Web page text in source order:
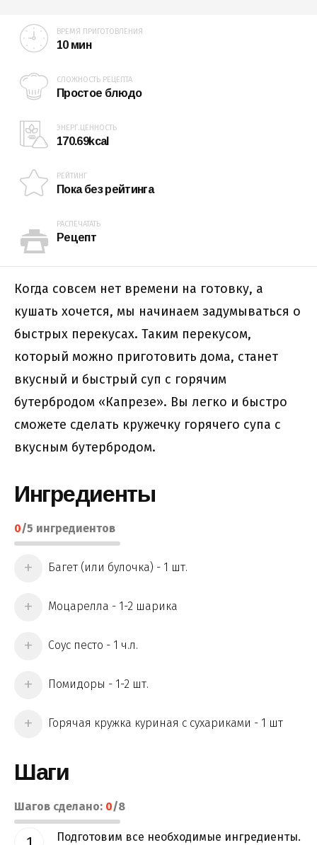
ВРЕМЯ ПРИГОТОВЛЕНИЯ
10 мин
СЛОЖНОСТЬ РЕЦЕПТА
Простое блюдо
ЭНЕРГ.ЦЕННОСТЬ
170.69kcal
РЕЙТИНГ
Пока без рейтинга
РАСПЕЧАТАТЬ
Рецепт
Когда совсем нет времени на готовку, а
кушать хочется, мы начинаем задумываться о
быстрых перекусах. Таким перекусом,
который можно приготовить дома, станет
вкусный и быстрый суп с горячим
бутербродом «Капрезе»​​​​​​​. Вы легко и быстро
сможете сделать кружечку горячего супа с
вкусным бутербродом.
Ингредиенты
0/5 ингредиентов
Багет (или булочка) - 1 шт.
Моцарелла - 1-2 шарика
Соус песто - 1 ч.л.
Помидоры - 1-2 шт.
Горячая кружка куриная с сухариками - 1 шт
Шаги
Шагов сделано: 0/8
Подготовим все необходимые ингредиенты.